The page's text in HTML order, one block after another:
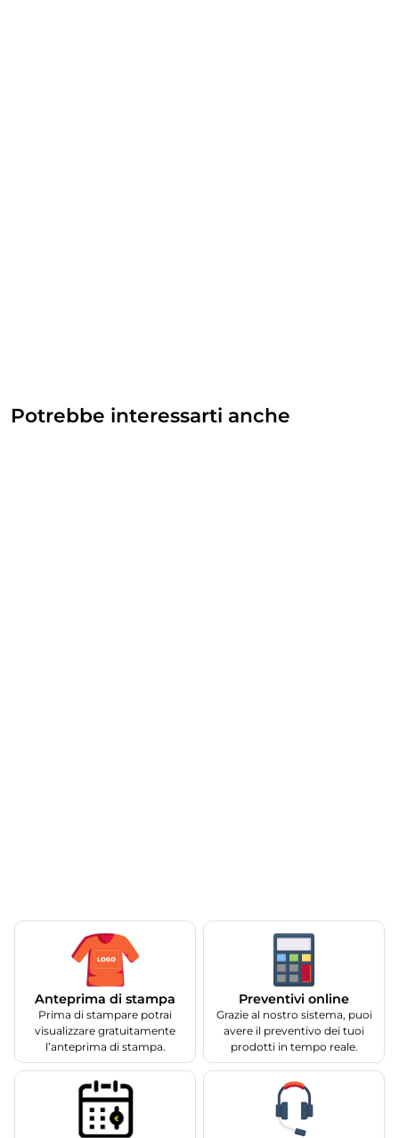
Potrebbe interessarti anche
Anteprima di stampa
Prima di stampare potrai
visualizzare gratuitamente
l’anteprima di stampa.
Preventivi online
Grazie al nostro sistema, puoi
avere il preventivo dei tuoi
prodotti in tempo reale.